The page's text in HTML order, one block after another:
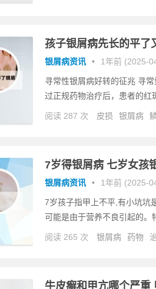
孩子银屑病先长的平了
银屑病资讯 • 1年前 (2025-
寻常性银屑病好转的征兆 寻
过正规药物治疗后，患者的红
阅读 287 次 皮损 银屑病
7岁得银屑病 七岁女孩
银屑病资讯 • 1年前 (2025-
7岁孩子指甲上不平,有小坑坑
可能是由于营养不良引起的。
阅读 265 次 银屑病 药物
牛皮癣和甲亢哪个严重